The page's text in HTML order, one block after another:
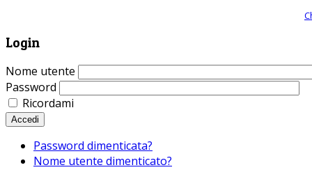
Login
Nome utente
Password
Ricordami
Accedi
Password dimenticata?
Nome utente dimenticato?